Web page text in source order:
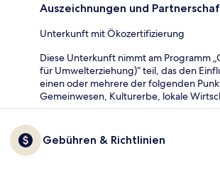
Auszeichnungen und
Unterkunft mit Ökozertifizierung
Diese Unterkunft nimmt am Programm
für Umwelterziehung)“ teil, das den
einen oder mehrere der folgenden
Gemeinwesen, Kulturerbe, lokale
Gebühren & Richtlinien